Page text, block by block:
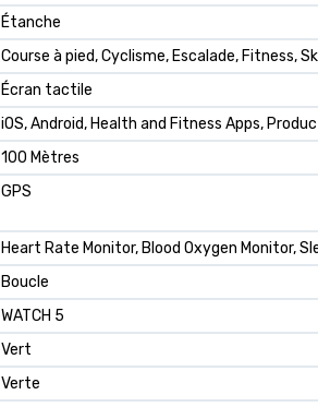
Étanche
Course à pied, Cyclisme, Escalade, Fitness,
Écran tactile
iOS, Android, Health and Fitness Apps,
100 Mètres
GPS
Heart Rate Monitor, Blood Oxygen Monitor,
Boucle
WATCH 5
Vert
Verte